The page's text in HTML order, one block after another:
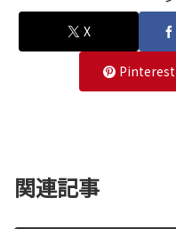
X
Pinterest
関連記事